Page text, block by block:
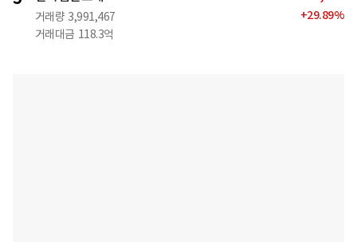
거래량 3,991,467
거래대금 118.3억
+29.89%